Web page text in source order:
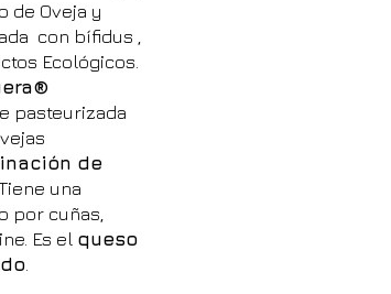
de Oveja y
con bífidus ,
Ecológicos.
pasteurizada
de
una
por cuñas,
Es el queso
.